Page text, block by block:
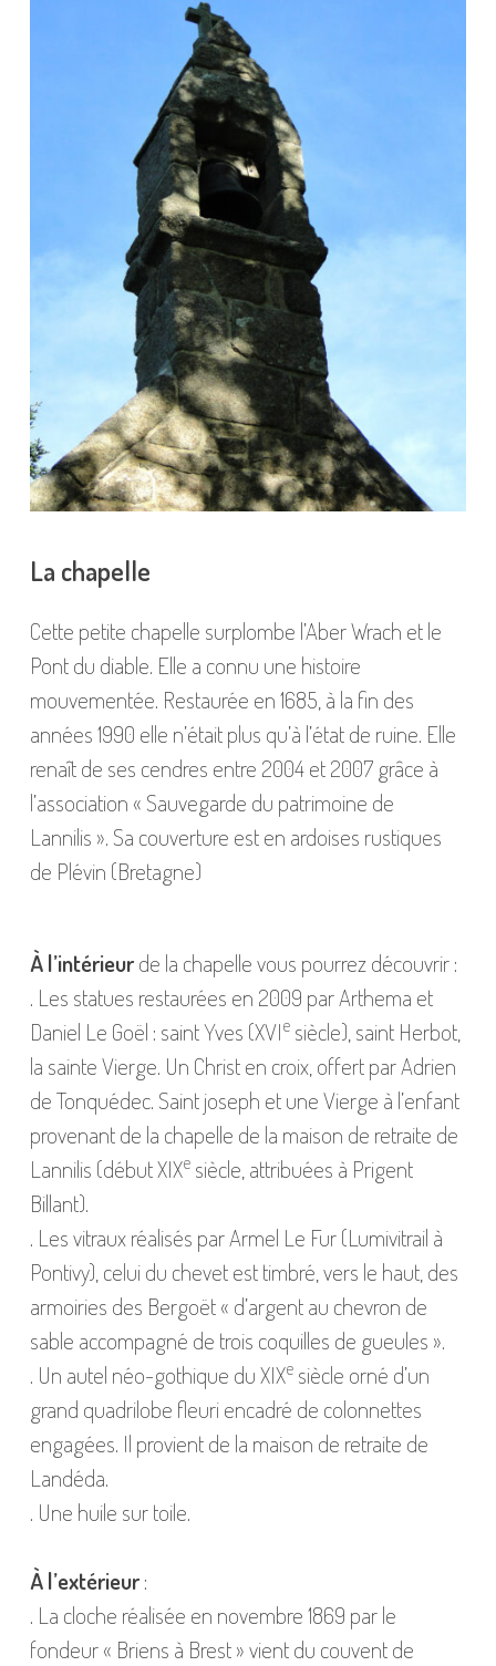
La chapelle
Cette petite chapelle surplombe l’Aber Wrach et le
Pont du diable. Elle a connu une histoire
mouvementée. Restaurée en 1685, à la fin des
années 1990 elle n’était plus qu’à l’état de ruine. Elle
renaît de ses cendres entre 2004 et 2007 grâce à
l’association « Sauvegarde du patrimoine de
Lannilis ». Sa couverture est en ardoises rustiques
de Plévin (Bretagne)
À l’intérieurde la chapelle vous pourrez découvrir :
. Les statues restaurées en 2009 par Arthema et
Daniel Le Goël : saint Yves (XVIesiècle), saint Herbot,
la sainte Vierge. Un Christ en croix, offert par Adrien
de Tonquédec. Saint joseph et une Vierge à l’enfant
provenant de la chapelle de la maison de retraite de
Lannilis (début XIXesiècle, attribuées à Prigent
Billant).
. Les vitraux réalisés par Armel Le Fur (Lumivitrail à
Pontivy), celui du chevet est timbré, vers le haut, des
armoiries des Bergoët « d’argent au chevron de
sable accompagné de trois coquilles de gueules ».
. Un autel néo-gothique du XIXesiècle orné d’un
grand quadrilobe fleuri encadré de colonnettes
engagées. Il provient de la maison de retraite de
Landéda.
. Une huile sur toile.
À l’extérieur:
. La cloche réalisée en novembre 1869 par le
fondeur « Briens à Brest » vient du couvent de